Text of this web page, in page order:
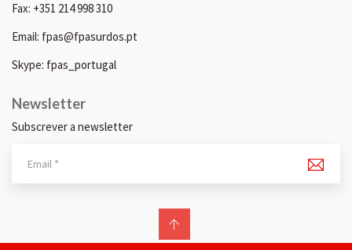
Fax: +351 214 998 310
Email: fpas@fpasurdos.pt
Skype: fpas_portugal
Newsletter
Subscrever a newsletter